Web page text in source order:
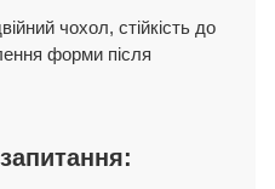
чохол, стійкість до
форми після